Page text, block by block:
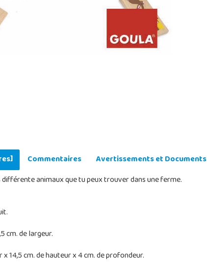
Commentaires
Avertissements et Documents
animaux que tu peux trouver dans une ferme.
cm. de largeur.
14,5 cm. de hauteur x 4 cm. de profondeur.